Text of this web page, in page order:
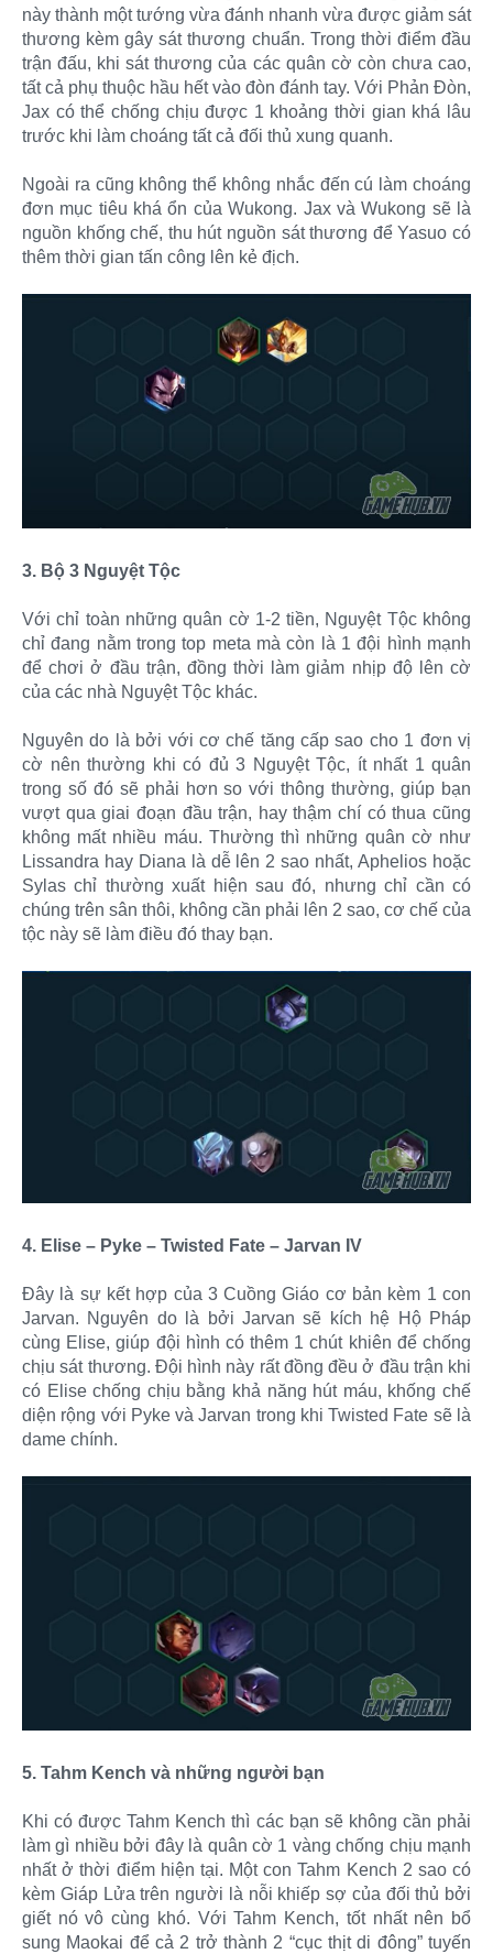
này thành một tướng vừa đánh nhanh vừa được giảm sát
thương kèm gây sát thương chuẩn. Trong thời điểm đầu
trận đấu, khi sát thương của các quân cờ còn chưa cao,
tất cả phụ thuộc hầu hết vào đòn đánh tay. Với Phản Đòn,
Jax có thể chống chịu được 1 khoảng thời gian khá lâu
trước khi làm choáng tất cả đối thủ xung quanh.
Ngoài ra cũng không thể không nhắc đến cú làm choáng
đơn mục tiêu khá ổn của Wukong. Jax và Wukong sẽ là
nguồn khống chế, thu hút nguồn sát thương để Yasuo có
thêm thời gian tấn công lên kẻ địch.
3. Bộ 3 Nguyệt Tộc
Với chỉ toàn những quân cờ 1-2 tiền, Nguyệt Tộc không
chỉ đang nằm trong top meta mà còn là 1 đội hình mạnh
để chơi ở đầu trận, đồng thời làm giảm nhịp độ lên cờ
của các nhà Nguyệt Tộc khác.
Nguyên do là bởi với cơ chế tăng cấp sao cho 1 đơn vị
cờ nên thường khi có đủ 3 Nguyệt Tộc, ít nhất 1 quân
trong số đó sẽ phải hơn so với thông thường, giúp bạn
vượt qua giai đoạn đầu trận, hay thậm chí có thua cũng
không mất nhiều máu. Thường thì những quân cờ như
Lissandra hay Diana là dễ lên 2 sao nhất, Aphelios hoặc
Sylas chỉ thường xuất hiện sau đó, nhưng chỉ cần có
chúng trên sân thôi, không cần phải lên 2 sao, cơ chế của
tộc này sẽ làm điều đó thay bạn.
4. Elise – Pyke – Twisted Fate – Jarvan IV
Đây là sự kết hợp của 3 Cuồng Giáo cơ bản kèm 1 con
Jarvan. Nguyên do là bởi Jarvan sẽ kích hệ Hộ Pháp
cùng Elise, giúp đội hình có thêm 1 chút khiên để chống
chịu sát thương. Đội hình này rất đồng đều ở đầu trận khi
có Elise chống chịu bằng khả năng hút máu, khống chế
diện rộng với Pyke và Jarvan trong khi Twisted Fate sẽ là
dame chính.
5. Tahm Kench và những người bạn
Khi có được Tahm Kench thì các bạn sẽ không cần phải
làm gì nhiều bởi đây là quân cờ 1 vàng chống chịu mạnh
nhất ở thời điểm hiện tại. Một con Tahm Kench 2 sao có
kèm Giáp Lửa trên người là nỗi khiếp sợ của đối thủ bởi
giết nó vô cùng khó. Với Tahm Kench, tốt nhất nên bổ
sung Maokai để cả 2 trở thành 2 “cục thịt di đông” tuyến